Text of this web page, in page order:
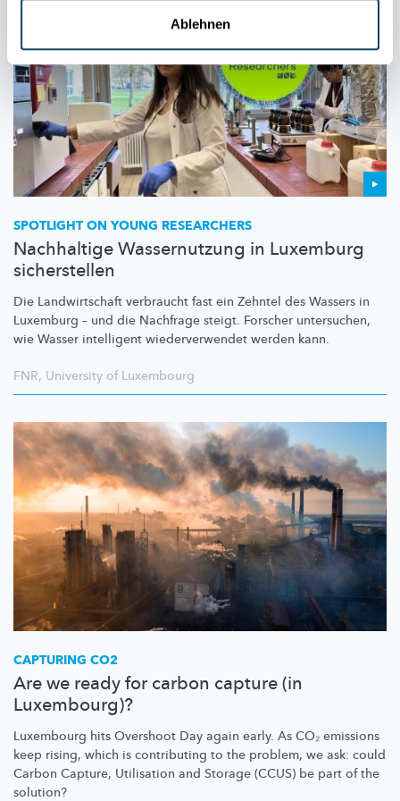
Ablehnen
SPOTLIGHT ON YOUNG RESEARCHERS
Nachhaltige Wassernutzung in Luxemburg
sicherstellen
Die Landwirtschaft verbraucht fast ein Zehntel des Wassers in
Luxemburg – und die Nachfrage steigt. Forscher untersuchen,
wie Wasser intelligent wiederverwendet werden kann.
FNR, University of Luxembourg
CAPTURING CO2
Are we ready for carbon capture (in
Luxembourg)?
Luxembourg hits Overshoot Day again early. As CO₂ emissions
keep rising, which is contributing to the problem, we ask: could
Carbon Capture, Utilisation and Storage (CCUS) be part of the
solution?